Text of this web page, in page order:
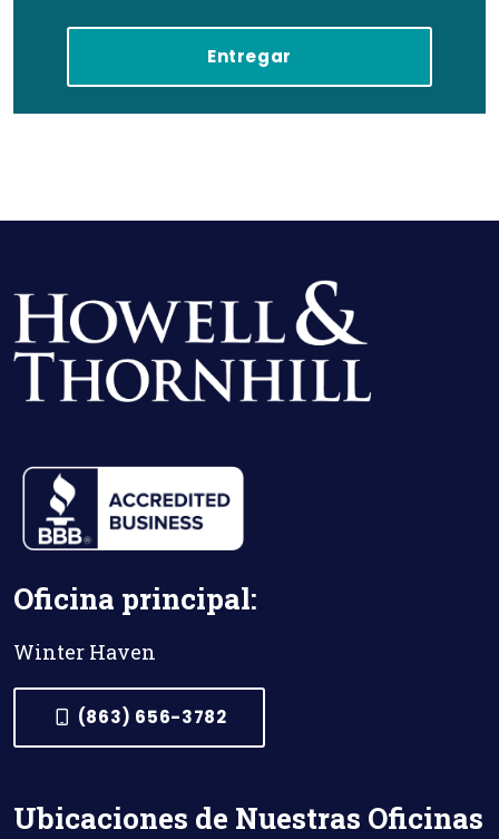
Oficina principal:
Winter Haven
(863) 656-3782
Ubicaciones de Nuestras Oficinas